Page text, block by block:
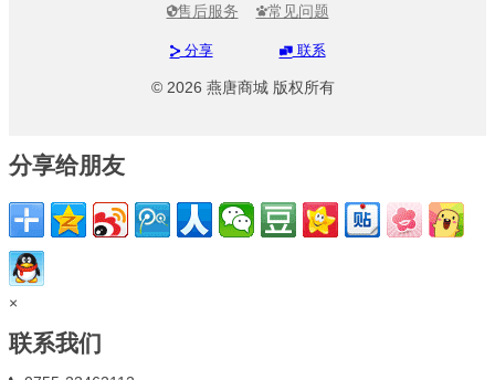
售后服务 常见问题
分享 联系
© 2026 燕唐商城 版权所有
分享给朋友
×
联系我们